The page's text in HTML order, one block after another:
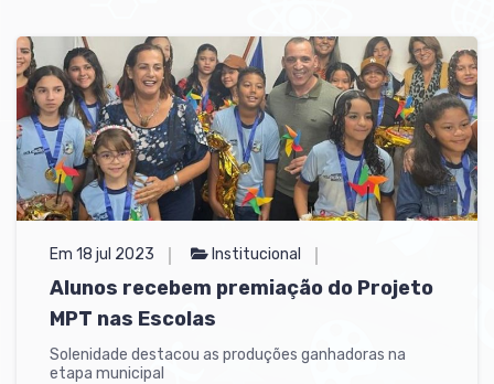
Em 18 jul 2023 Institucional
Alunos recebem premiação do Projeto
MPT nas Escolas
Solenidade destacou as produções ganhadoras na
etapa municipal